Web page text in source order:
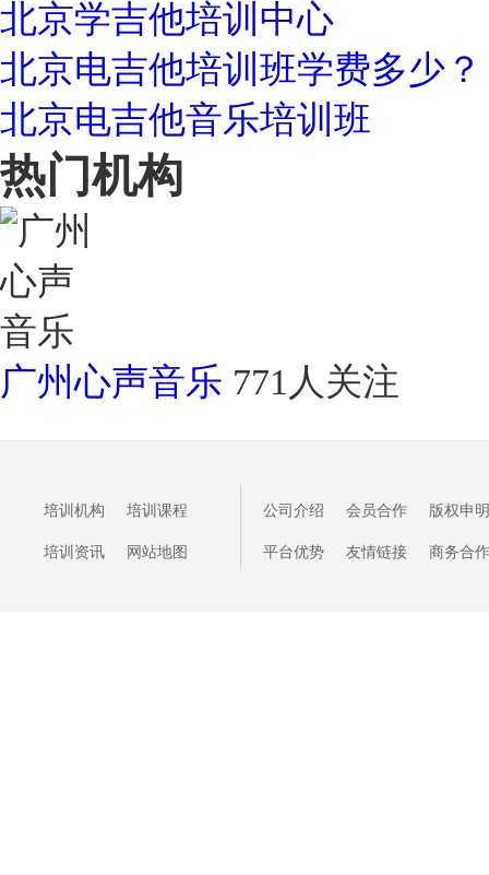
北京学吉他培训中心
北京电吉他培训班学费多少？
北京电吉他音乐培训班
热门机构
广州心声音乐 771人关注
培训机构 培训课程
培训资讯 网站地图
公司介绍 会员合作 版权申明
平台优势 友情链接 商务合作